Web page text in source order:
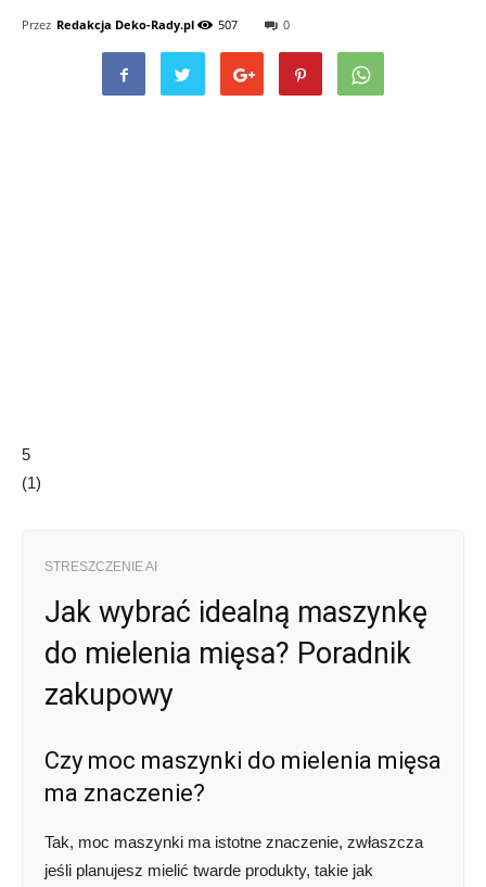
Przez Redakcja Deko-Rady.pl 507 0
5
(1)
STRESZCZENIE AI
Jak wybrać idealną maszynkę
do mielenia mięsa? Poradnik
zakupowy
Czy moc maszynki do mielenia mięsa
ma znaczenie?
Tak, moc maszynki ma istotne znaczenie, zwłaszcza
jeśli planujesz mielić twarde produkty, takie jak